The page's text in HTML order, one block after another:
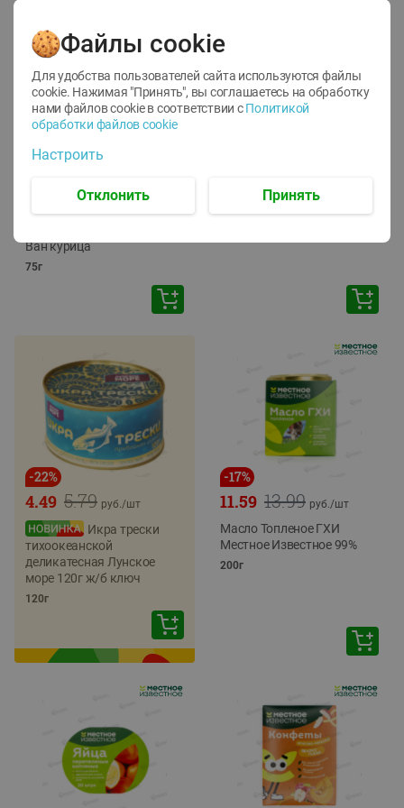
12
1.05 руб./
руб./шт
Корм влаж. для кош. с
Ван курица
75г
ТОФУ Vegetus ТВЕРДЫЙ
-22%
5.79
4.49 руб./шт
Икра трески
тихоокеанской
деликатесная Лунское
море 120г ж/б ключ
120г
-17%
13.99
11.59 руб./шт
Масло Топленое ГХИ
Местное Известное 99%
200г
Файлы cookie
Для удобства пользователей сайта используются файлы
cookie. Нажимая "Принять", вы соглашаетесь на обработку
нами файлов cookie в соответствии с Политикой
обработки файлов cookie
Настроить
Отклонить Принять